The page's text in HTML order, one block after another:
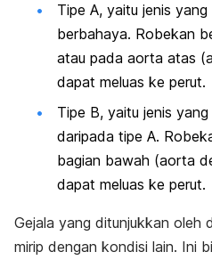
Tipe A, yaitu jenis yang
berbahaya. Robekan
atau pada aorta atas
dapat meluas ke perut.
Tipe B, yaitu jenis
daripada tipe A.
bagian bawah (aorta
dapat meluas ke perut.
Gejala yang ditunjukkan oleh
mirip dengan kondisi lain. Ini